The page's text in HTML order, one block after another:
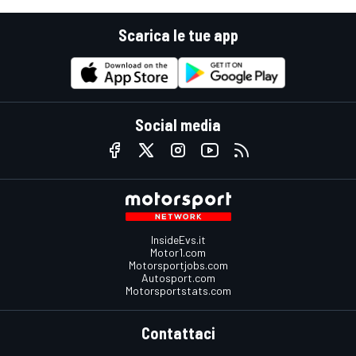
Scarica le tue app
Social media
InsideEvs.it
Motor1.com
Motorsportjobs.com
Autosport.com
Motorsportstats.com
Contattaci